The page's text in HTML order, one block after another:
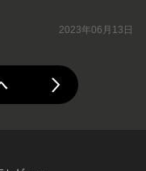
2023年06月13日